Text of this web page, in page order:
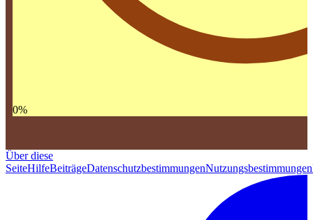
0%
Über diese
SeiteHilfeBeiträgeDatenschutzbestimmungenNutzungsbestimmungen